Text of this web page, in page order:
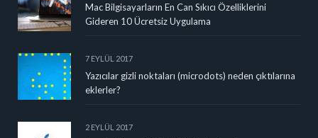
Mac Bilgisayarların En Can Sıkıcı Özelliklerini
Gideren 10 Ücretsiz Uygulama
7 EYLÜL 2017
Yazıcılar gizli noktaları (microdots) neden çıktılarına
eklerler?
2 EYLÜL 2017